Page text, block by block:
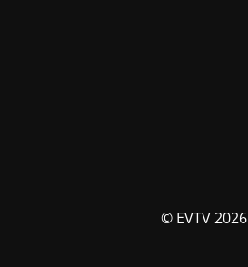
© EVTV 2026